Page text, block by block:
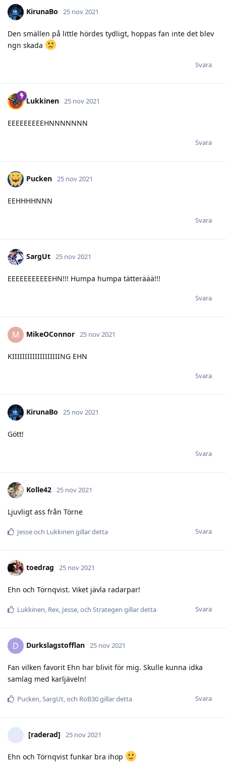
KirunaBo 25 nov 2021
Den smällen på little hördes tydligt, hoppas fan inte det blev
ngn skada
Svara
Lukkinen 25 nov 2021
EEEEEEEEEHNNNNNNN
Svara
Pucken 25 nov 2021
EEHHHHNNN
Svara
SargUt 25 nov 2021
EEEEEEEEEEEHN!!! Humpa humpa tätteräää!!!
Svara
M MikeOConnor 25 nov 2021
KIIIIIIIIIIIIIIIIIIING EHN
Svara
KirunaBo 25 nov 2021
Gött!
Svara
Kolle42 25 nov 2021
Ljuvligt ass från Törne
Svara
Jesseoch Lukkinen gillar detta
toedrag 25 nov 2021
Ehn och Törnqvist. Viket jävla radarpar!
Svara
Lukkinen, Rex, Jesse, och Strategen gillar detta
D Durkslagstofflan 25 nov 2021
Fan vilken favorit Ehn har blivit för mig. Skulle kunna idka
samlag med karljäveln!
Svara
Pucken,SargUt, och RoB30gillar detta
[raderad] 25 nov 2021
Ehn och Törnqvist funkar bra ihop